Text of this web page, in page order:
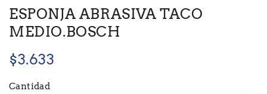
ESPONJA ABRASIVA TACO
MEDIO.BOSCH
$3.633
Cantidad